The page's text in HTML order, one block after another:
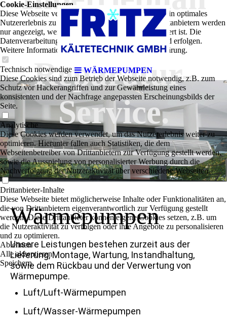
WÄRMEPUMPEN
me &
Reparatur-
Service.
Wärmepumpen
Unsere Leistungen bestehen zurzeit aus der
Lieferung, Montage, Wartung, Instandhaltung,
sowie dem Rückbau und der Verwertung von
Wärmepumpe.
Luft/Luft-Wärmepumpen
Luft/Wasser-Wärmepumpen
Cookie-Einstellungen
Diese Webseite verwendet Cookies, um Besuchern ein optimales
Nutzererlebnis zu bieten. Bestimmte Inhalte von Drittanbietern werden
nur angezeigt, wenn die entsprechende Option aktiviert ist. Die
Datenverarbeitung kann dann auch in einem Drittland erfolgen.
Weitere Informationen hierzu in der Datenschutzerklärung.
Technisch notwendige
Diese Cookies sind zum Betrieb der Webseite notwendig, z.B. zum
Schutz vor Hackerangriffen und zur Gewährleistung eines
konsistenten und der Nachfrage angepassten Erscheinungsbilds der
Seite.
Analytische
Diese Cookies werden verwendet, um das Nutzererlebnis weiter zu
optimieren. Hierunter fallen auch Statistiken, die dem
Webseitenbetreiber von Drittanbietern zur Verfügung gestellt werden,
sowie die Ausspielung von personalisierter Werbung durch die
Nachverfolgung der Nutzeraktivität über verschiedene Webseiten.
Drittanbieter-Inhalte
Diese Webseite bietet möglicherweise Inhalte oder Funktionalitäten an,
die von Drittanbietern eigenverantwortlich zur Verfügung gestellt
werden. Diese Drittanbieter können eigene Cookies setzen, z.B. um
die Nutzeraktivität zu verfolgen oder ihre Angebote zu personalisieren
und zu optimieren.
Ablehnen
Alle akzeptieren
Speichern